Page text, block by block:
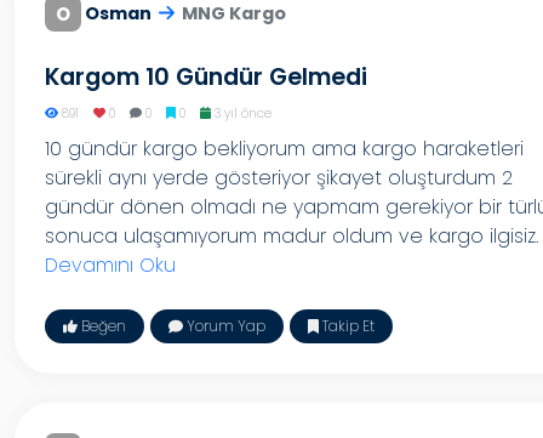
O Osman MNG Kargo
Kargom 10 Gündür Gelmedi
891 0 0 0 3 yıl önce
10 gündür kargo bekliyorum ama kargo haraketleri
sürekli aynı yerde gösteriyor şikayet oluşturdum 2
gündür dönen olmadı ne yapmam gerekiyor bir
sonuca ulaşamıyorum madur oldum ve kargo ilgisiz.
Devamını Oku
Beğen Yorum Yap Takip Et